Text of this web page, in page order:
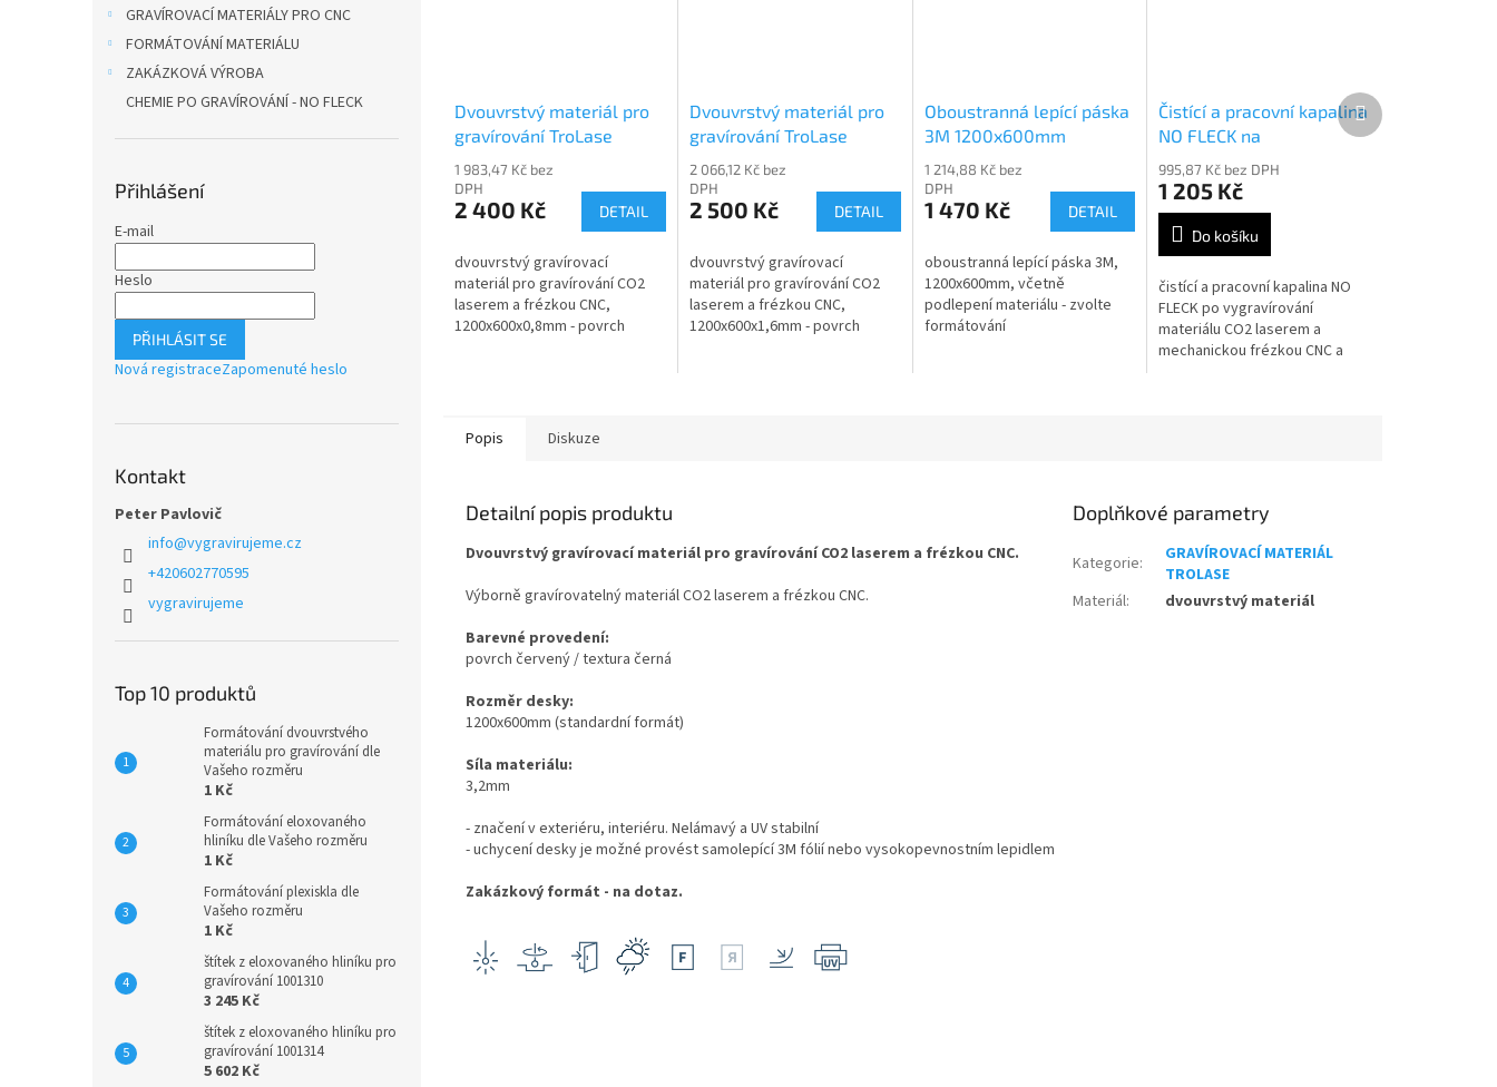
GRAVÍROVACÍ MATERIÁLY PRO CNC
FORMÁTOVÁNÍ MATERIÁLU
ZAKÁZKOVÁ VÝROBA
CHEMIE PO GRAVÍROVÁNÍ - NO FLECK
Přihlášení
E-mail
Heslo
PŘIHLÁSIT SE
Nová registraceZapomenuté heslo
Kontakt
Peter Pavlovič
info@vygravirujeme.cz
+420602770595
vygravirujeme
Top 10 produktů
Formátování dvouvrstvého
materiálu pro gravírování dle
Vašeho rozměru
1 Kč
Formátování eloxovaného
hliníku dle Vašeho rozměru
1 Kč
Formátování plexiskla dle
Vašeho rozměru
1 Kč
štítek z eloxovaného hliníku pro
gravírování 1001310
3 245 Kč
štítek z eloxovaného hliníku pro
gravírování 1001314
5 602 Kč
Dvouvrstvý materiál pro
gravírování TroLase
L604-203
1 983,47 Kč bez
DPH
2 400 Kč DETAIL
dvouvrstvý gravírovací
materiál pro gravírování CO2
laserem a frézkou CNC,
1200x600x0,8mm - povrch
Dvouvrstvý materiál pro
gravírování TroLase
L604-206
2 066,12 Kč bez
DPH
2 500 Kč DETAIL
dvouvrstvý gravírovací
materiál pro gravírování CO2
laserem a frézkou CNC,
1200x600x1,6mm - povrch
Oboustranná lepící páska
3M 1200x600mm
1 214,88 Kč bez
DPH
1 470 Kč DETAIL
oboustranná lepící páska 3M,
1200x600mm, včetně
podlepení materiálu - zvolte
formátování
Čistící a pracovní kapalina
NO FLECK na
odgravírovaný materiál
995,87 Kč bez DPH
1 205 Kč
Do košíku
čistící a pracovní kapalina NO
FLECK po vygravírování
materiálu CO2 laserem a
mechanickou frézkou CNC a
Další
produkt
Popis Diskuze
Detailní popis produktu
Dvouvrstvý gravírovací materiál pro gravírování CO2 laserem a frézkou CNC.
Výborně gravírovatelný materiál CO2 laserem a frézkou CNC.
Barevné provedení:
povrch červený / textura černá
Rozměr desky:
1200x600mm (standardní formát)
Síla materiálu:
3,2mm
- značení v exteriéru, interiéru. Nelámavý a UV stabilní
- uchycení desky je možné provést samolepící 3M fólií nebo vysokopevnostním lepidlem
Zakázkový formát - na dotaz.
Doplňkové parametry
Kategorie:
GRAVÍROVACÍ MATERIÁL
TROLASE
Materiál: dvouvrstvý materiál